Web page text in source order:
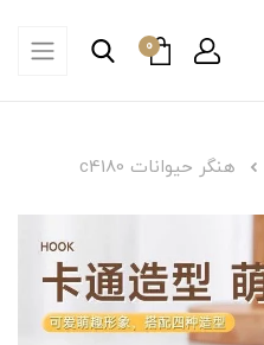
0
هنگر حیوانات c4180